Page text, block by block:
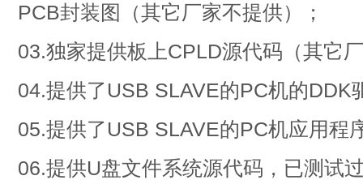
PCB封装图（其它厂家不提供）；
03.独家提供板上CPLD源代码（其它
04.提供了USB SLAVE的PC机的DDK
05.提供了USB SLAVE的PC机应用程
06.提供U盘文件系统源代码，已测试